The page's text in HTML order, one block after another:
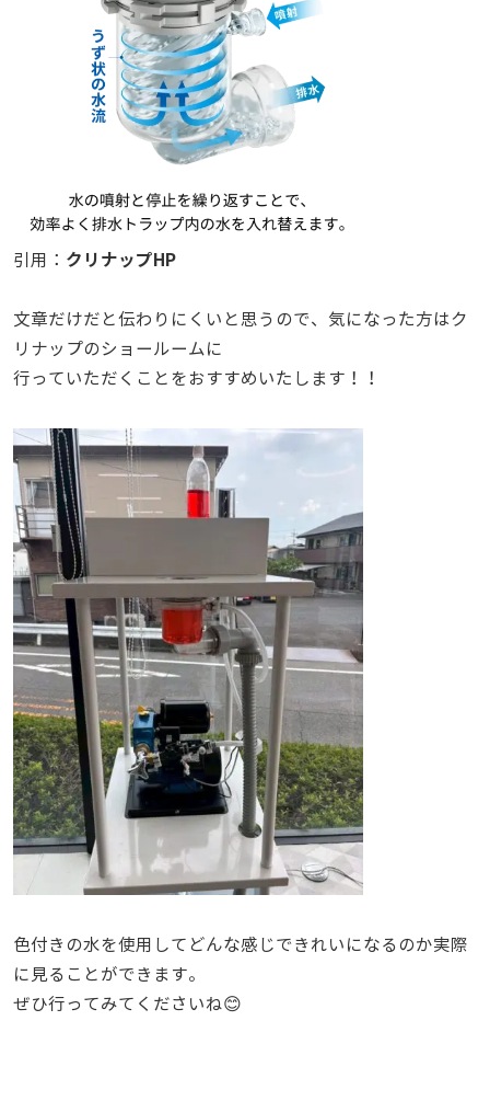
引用： クリナップHP
文章だけだと伝わりにくいと思うので、気になった方はク
リナップのショールームに
行っていただくことをおすすめいたします！！
色付きの水を使用してどんな感じできれいになるのか実際
に見ることができます。
ぜひ行ってみてくださいね😊